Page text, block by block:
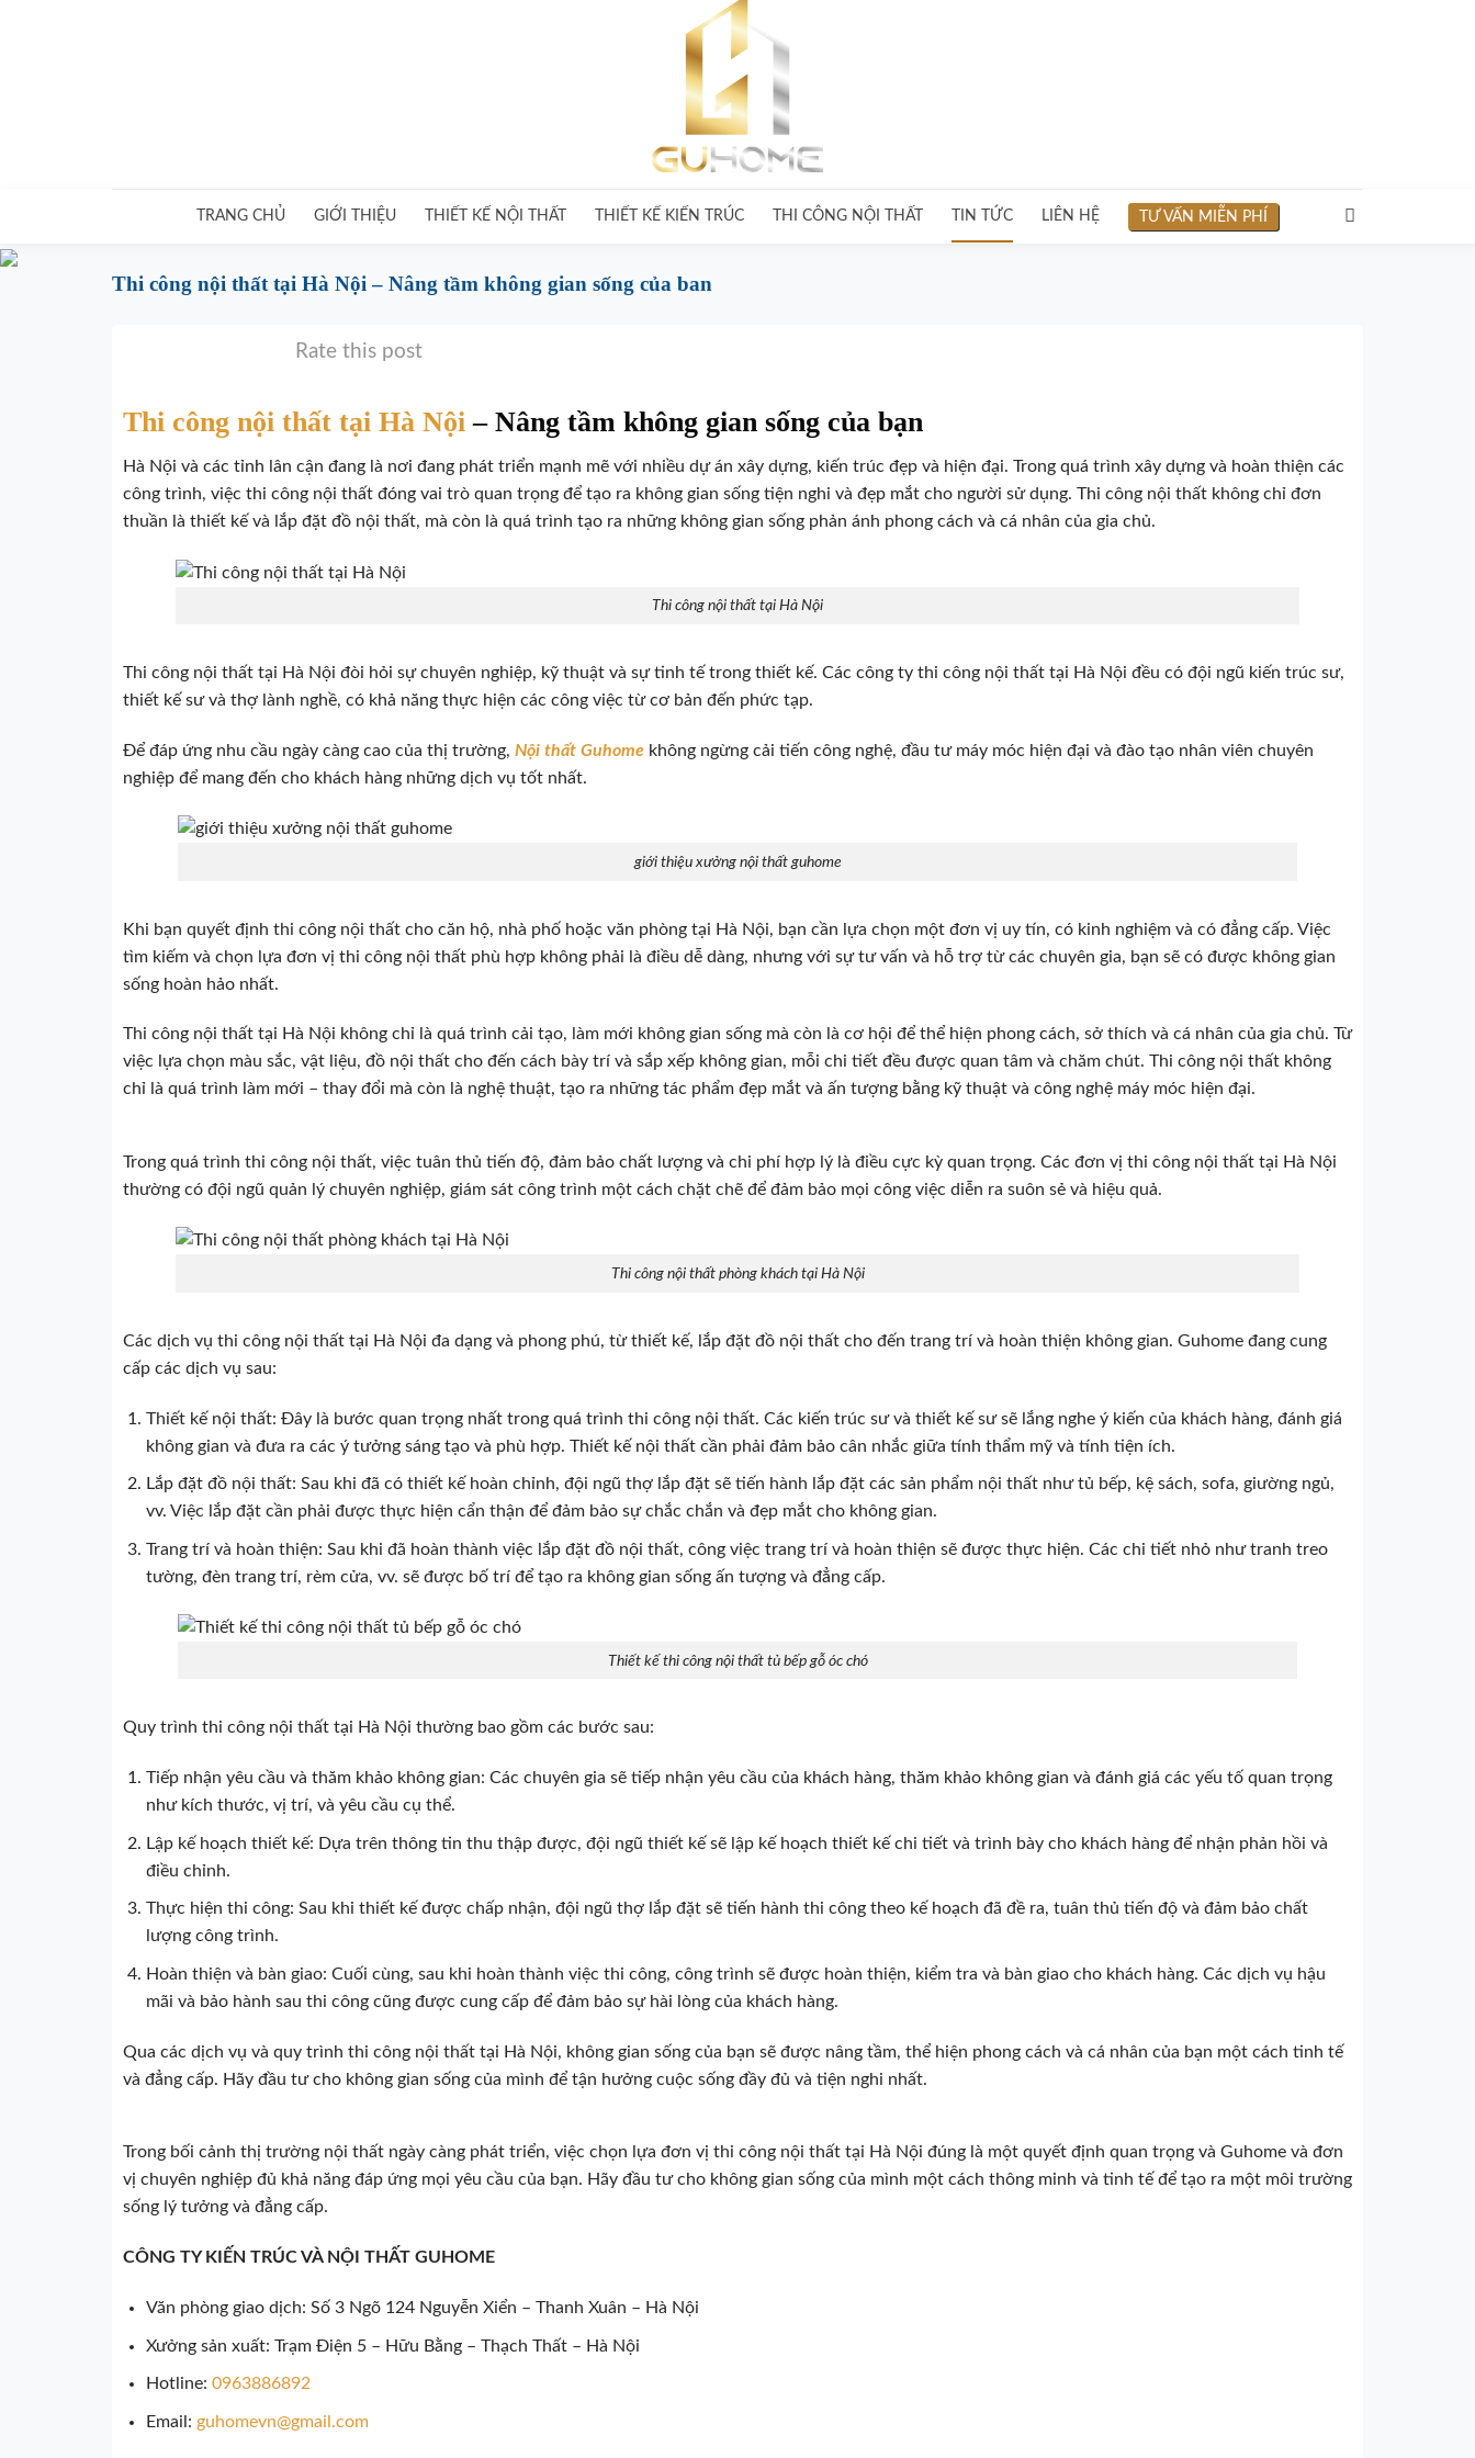
TRANG CHỦ GIỚI THIỆU THIẾT KẾ NỘI THẤT THIẾT KẾ KIẾN TRÚC THI CÔNG NỘI THẤT TIN TỨC LIÊN HỆ TƯ VẤN MIỄN PHÍ
Thi công nội thất tại Hà Nội – Nâng tầm không gian sống của ban
Rate this post
Thi công nội thất tại Hà Nội – Nâng tầm không gian sống của bạn
Hà Nội và các tỉnh lân cận đang là nơi đang phát triển mạnh mẽ với nhiều dự án xây dựng, kiến trúc đẹp và hiện đại. Trong quá trình xây dựng và hoàn thiện các
công trình, việc thi công nội thất đóng vai trò quan trọng để tạo ra không gian sống tiện nghi và đẹp mắt cho người sử dụng. Thi công nội thất không chỉ đơn
thuần là thiết kế và lắp đặt đồ nội thất, mà còn là quá trình tạo ra những không gian sống phản ánh phong cách và cá nhân của gia chủ.
Thi công nội thất tại Hà Nội
Thi công nội thất tại Hà Nội đòi hỏi sự chuyên nghiệp, kỹ thuật và sự tinh tế trong thiết kế. Các công ty thi công nội thất tại Hà Nội đều có đội ngũ kiến trúc sư,
thiết kế sư và thợ lành nghề, có khả năng thực hiện các công việc từ cơ bản đến phức tạp.
Để đáp ứng nhu cầu ngày càng cao của thị trường, Nội thất Guhome không ngừng cải tiến công nghệ, đầu tư máy móc hiện đại và đào tạo nhân viên chuyên
nghiệp để mang đến cho khách hàng những dịch vụ tốt nhất.
giới thiệu xưởng nội thất guhome
Khi bạn quyết định thi công nội thất cho căn hộ, nhà phố hoặc văn phòng tại Hà Nội, bạn cần lựa chọn một đơn vị uy tín, có kinh nghiệm và có đẳng cấp. Việc
tìm kiếm và chọn lựa đơn vị thi công nội thất phù hợp không phải là điều dễ dàng, nhưng với sự tư vấn và hỗ trợ từ các chuyên gia, bạn sẽ có được không gian
sống hoàn hảo nhất.
Thi công nội thất tại Hà Nội không chỉ là quá trình cải tạo, làm mới không gian sống mà còn là cơ hội để thể hiện phong cách, sở thích và cá nhân của gia chủ. Từ
việc lựa chọn màu sắc, vật liệu, đồ nội thất cho đến cách bày trí và sắp xếp không gian, mỗi chi tiết đều được quan tâm và chăm chút. Thi công nội thất không
chỉ là quá trình làm mới – thay đổi mà còn là nghệ thuật, tạo ra những tác phẩm đẹp mắt và ấn tượng bằng kỹ thuật và công nghệ máy móc hiện đại.
Trong quá trình thi công nội thất, việc tuân thủ tiến độ, đảm bảo chất lượng và chi phí hợp lý là điều cực kỳ quan trọng. Các đơn vị thi công nội thất tại Hà Nội
thường có đội ngũ quản lý chuyên nghiệp, giám sát công trình một cách chặt chẽ để đảm bảo mọi công việc diễn ra suôn sẻ và hiệu quả.
Thi công nội thất phòng khách tại Hà Nội
Các dịch vụ thi công nội thất tại Hà Nội đa dạng và phong phú, từ thiết kế, lắp đặt đồ nội thất cho đến trang trí và hoàn thiện không gian. Guhome đang cung
cấp các dịch vụ sau:
Thiết kế nội thất: Đây là bước quan trọng nhất trong quá trình thi công nội thất. Các kiến trúc sư và thiết kế sư sẽ lắng nghe ý kiến của khách hàng, đánh giá
không gian và đưa ra các ý tưởng sáng tạo và phù hợp. Thiết kế nội thất cần phải đảm bảo cân nhắc giữa tính thẩm mỹ và tính tiện ích.
Lắp đặt đồ nội thất: Sau khi đã có thiết kế hoàn chỉnh, đội ngũ thợ lắp đặt sẽ tiến hành lắp đặt các sản phẩm nội thất như tủ bếp, kệ sách, sofa, giường ngủ,
vv. Việc lắp đặt cần phải được thực hiện cẩn thận để đảm bảo sự chắc chắn và đẹp mắt cho không gian.
Trang trí và hoàn thiện: Sau khi đã hoàn thành việc lắp đặt đồ nội thất, công việc trang trí và hoàn thiện sẽ được thực hiện. Các chi tiết nhỏ như tranh treo
tường, đèn trang trí, rèm cửa, vv. sẽ được bố trí để tạo ra không gian sống ấn tượng và đẳng cấp.
Thiết kế thi công nội thất tủ bếp gỗ óc chó
Quy trình thi công nội thất tại Hà Nội thường bao gồm các bước sau:
Tiếp nhận yêu cầu và thăm khảo không gian: Các chuyên gia sẽ tiếp nhận yêu cầu của khách hàng, thăm khảo không gian và đánh giá các yếu tố quan trọng
như kích thước, vị trí, và yêu cầu cụ thể.
Lập kế hoạch thiết kế: Dựa trên thông tin thu thập được, đội ngũ thiết kế sẽ lập kế hoạch thiết kế chi tiết và trình bày cho khách hàng để nhận phản hồi và
điều chỉnh.
Thực hiện thi công: Sau khi thiết kế được chấp nhận, đội ngũ thợ lắp đặt sẽ tiến hành thi công theo kế hoạch đã đề ra, tuân thủ tiến độ và đảm bảo chất
lượng công trình.
Hoàn thiện và bàn giao: Cuối cùng, sau khi hoàn thành việc thi công, công trình sẽ được hoàn thiện, kiểm tra và bàn giao cho khách hàng. Các dịch vụ hậu
mãi và bảo hành sau thi công cũng được cung cấp để đảm bảo sự hài lòng của khách hàng.
Qua các dịch vụ và quy trình thi công nội thất tại Hà Nội, không gian sống của bạn sẽ được nâng tầm, thể hiện phong cách và cá nhân của bạn một cách tinh tế
và đẳng cấp. Hãy đầu tư cho không gian sống của mình để tận hưởng cuộc sống đầy đủ và tiện nghi nhất.
Trong bối cảnh thị trường nội thất ngày càng phát triển, việc chọn lựa đơn vị thi công nội thất tại Hà Nội đúng là một quyết định quan trọng và Guhome và đơn
vị chuyên nghiệp đủ khả năng đáp ứng mọi yêu cầu của bạn. Hãy đầu tư cho không gian sống của mình một cách thông minh và tinh tế để tạo ra một môi trường
sống lý tưởng và đẳng cấp.
CÔNG TY KIẾN TRÚC VÀ NỘI THẤT GUHOME
Văn phòng giao dịch: Số 3 Ngõ 124 Nguyễn Xiển – Thanh Xuân – Hà Nội
Xưởng sản xuất: Trạm Điện 5 – Hữu Bằng – Thạch Thất – Hà Nội
Hotline: 0963886892
Email: guhomevn@gmail.com